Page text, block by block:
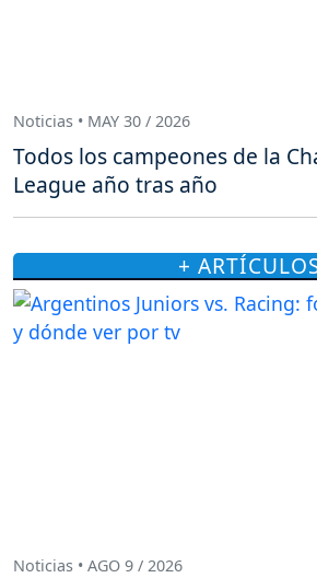
Noticias • MAY 30 / 2026
Todos los campeones de la
League año tras año
+
Noticias • AGO 9 / 2026